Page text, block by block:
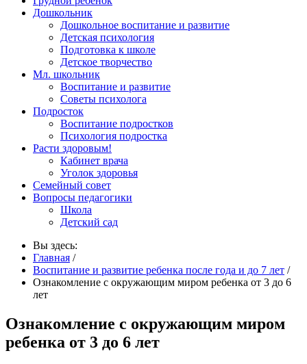
Дошкольник
Дошкольное воспитание и развитие
Детская психология
Подготовка к школе
Детское творчество
Мл. школьник
Воспитание и развитие
Советы психолога
Подросток
Воспитание подростков
Психология подростка
Расти здоровым!
Кабинет врача
Уголок здоровья
Семейный совет
Вопросы педагогики
Школа
Детский сад
Вы здесь:
Главная /
Воспитание и развитие ребенка после года и до 7 лет /
Ознакомление с окружающим миром ребенка от 3 до 6
лет
Ознакомление с окружающим миром
ребенка от 3 до 6 лет